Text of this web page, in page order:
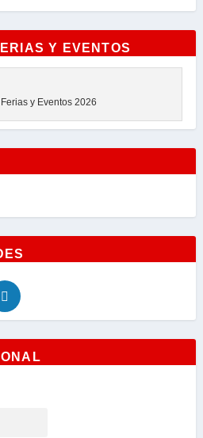
Y EVENTOS
y Eventos 2026